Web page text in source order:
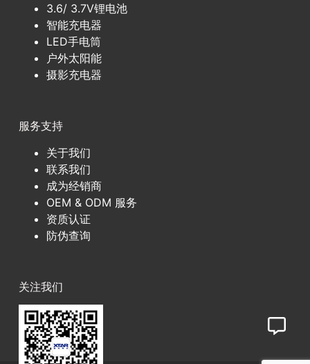
3.6/ 3.7V锂电池
智能充电器
LED手电筒
户外太阳能
摄影充电器
服务支持
关于我们
联系我们
成为经销商
OEM & ODM 服务
资质认证
防伪查询
关注我们